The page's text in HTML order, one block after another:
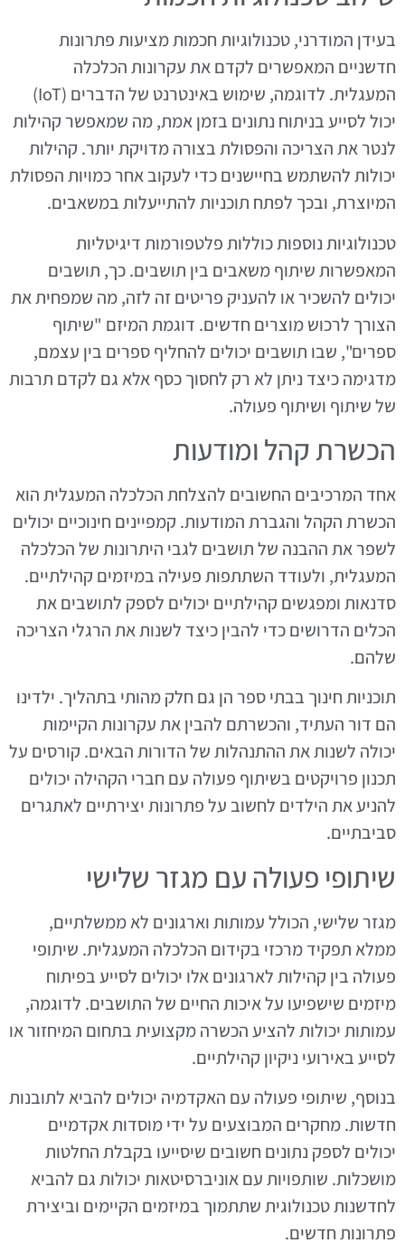
בעידן המודרני, טכנולוגיות חכמות מציעות פתרונות
חדשניים המאפשרים לקדם את עקרונות הכלכלה
המעגלית. לדוגמה, שימוש באינטרנט של הדברים (IoT)
יכול לסייע בניתוח נתונים בזמן אמת, מה שמאפשר קהילות
לנטר את הצריכה והפסולת בצורה מדויקת יותר. קהילות
יכולות להשתמש בחיישנים כדי לעקוב אחר כמויות הפסולת
המיוצרת, ובכך לפתח תוכניות להתייעלות במשאבים.
טכנולוגיות נוספות כוללות פלטפורמות דיגיטליות
המאפשרות שיתוף משאבים בין תושבים. כך, תושבים
יכולים להשכיר או להעניק פריטים זה לזה, מה שמפחית את
הצורך לרכוש מוצרים חדשים. דוגמת המיזם "שיתוף
ספרים", שבו תושבים יכולים להחליף ספרים בין עצמם,
מדגימה כיצד ניתן לא רק לחסוך כסף אלא גם לקדם תרבות
של שיתוף ושיתוף פעולה.
הכשרת קהל ומודעות
אחד המרכיבים החשובים להצלחת הכלכלה המעגלית הוא
הכשרת הקהל והגברת המודעות. קמפיינים חינוכיים יכולים
לשפר את ההבנה של תושבים לגבי היתרונות של הכלכלה
המעגלית, ולעודד השתתפות פעילה במיזמים קהילתיים.
סדנאות ומפגשים קהילתיים יכולים לספק לתושבים את
הכלים הדרושים כדי להבין כיצד לשנות את הרגלי הצריכה
שלהם.
תוכניות חינוך בבתי ספר הן גם חלק מהותי בתהליך. ילדינו
הם דור העתיד, והכשרתם להבין את עקרונות הקיימות
יכולה לשנות את ההתנהלות של הדורות הבאים. קורסים על
תכנון פרויקטים בשיתוף פעולה עם חברי הקהילה יכולים
להניע את הילדים לחשוב על פתרונות יצירתיים לאתגרים
סביבתיים.
שיתופי פעולה עם מגזר שלישי
מגזר שלישי, הכולל עמותות וארגונים לא ממשלתיים,
ממלא תפקיד מרכזי בקידום הכלכלה המעגלית. שיתופי
פעולה בין קהילות לארגונים אלו יכולים לסייע בפיתוח
מיזמים שישפיעו על איכות החיים של התושבים. לדוגמה,
עמותות יכולות להציע הכשרה מקצועית בתחום המיחזור או
לסייע באירועי ניקיון קהילתיים.
בנוסף, שיתופי פעולה עם האקדמיה יכולים להביא לתובנות
חדשות. מחקרים המבוצעים על ידי מוסדות אקדמיים
יכולים לספק נתונים חשובים שיסייעו בקבלת החלטות
מושכלות. שותפויות עם אוניברסיטאות יכולות גם להביא
לחדשנות טכנולוגית שתתמוך במיזמים הקיימים וביצירת
פתרונות חדשים.